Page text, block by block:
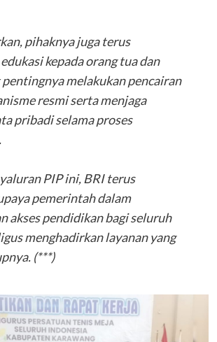
pihaknya juga terus
kepada orang tua dan
melakukan pencairan
resmi serta menjaga
pribadi selama proses
PIP ini, BRI terus
pemerintah dalam
akses pendidikan bagi seluruh
menghadirkan layanan yang
(***)